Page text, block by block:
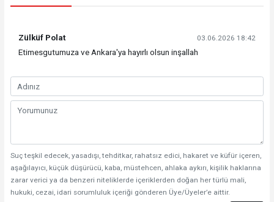
Zülküf Polat 03.06.2026 18:42
Etimesgutumuza ve Ankara'ya hayırlı olsun inşallah
Suç teşkil edecek, yasadışı, tehditkar, rahatsız edici, hakaret ve küfür içeren,
aşağılayıcı, küçük düşürücü, kaba, müstehcen, ahlaka aykırı, kişilik haklarına
zarar verici ya da benzeri niteliklerde içeriklerden doğan her türlü mali,
hukuki, cezai, idari sorumluluk içeriği gönderen Üye/Üyeler’e aittir.